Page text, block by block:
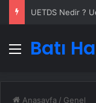
Menü
Batı
Anasayfa / Genel